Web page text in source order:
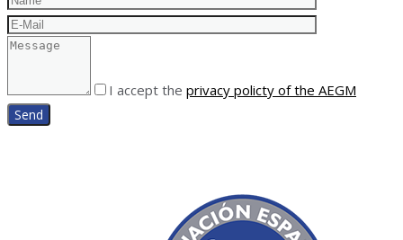
I accept the privacy policty of the AEGM